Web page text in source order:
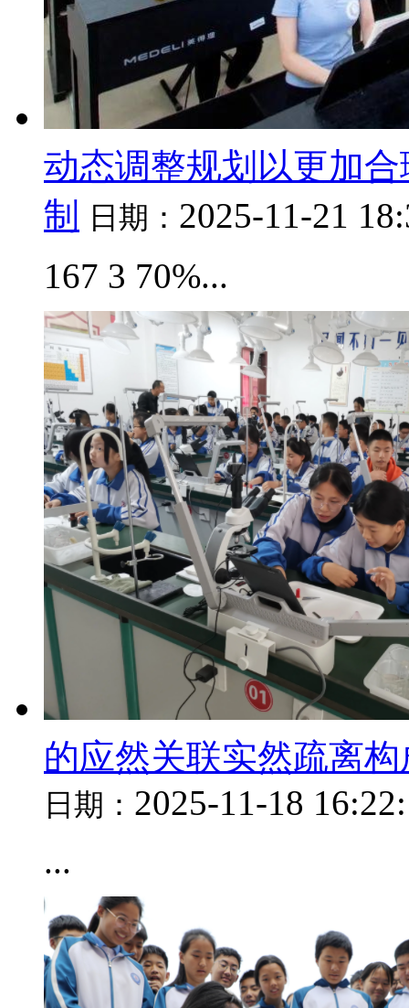
动态调整规划以更加
制
日期： 2025-11-21
167 3 70%...
的应然关联实然疏离
日期： 2025-11-18
...